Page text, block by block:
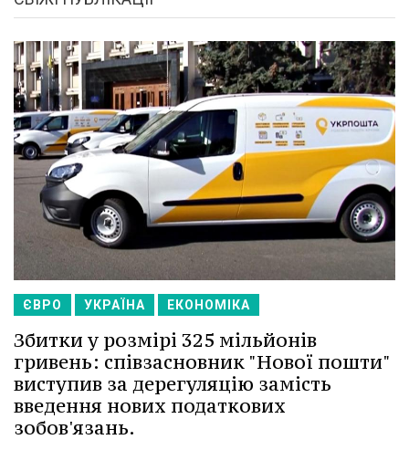
ЄВРО УКРАЇНА ЕКОНОМІКА
Збитки у розмірі 325 мільйонів
гривень: співзасновник "Нової пошти"
виступив за дерегуляцію замість
введення нових податкових
зобов'язань.